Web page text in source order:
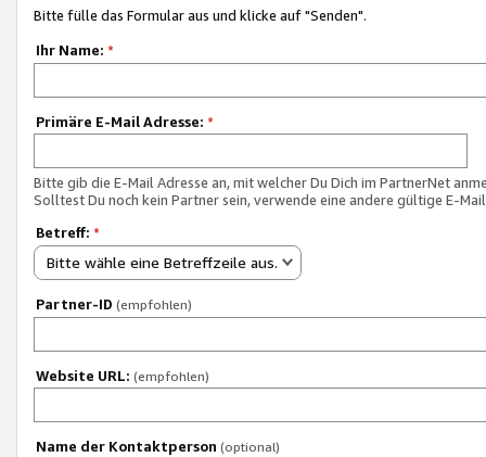
Bitte fülle das Formular aus und klicke auf "Senden".
Ihr Name: *
Primäre E-Mail Adresse: *
Bitte gib die E-Mail Adresse an, mit welcher Du Dich im PartnerNet
Solltest Du noch kein Partner sein, verwende eine andere gültige E-
Betreff: *
Bitte wähle eine Betreffzeile aus.
Partner-ID (empfohlen)
Website URL: (empfohlen)
Name der Kontaktperson (optional)